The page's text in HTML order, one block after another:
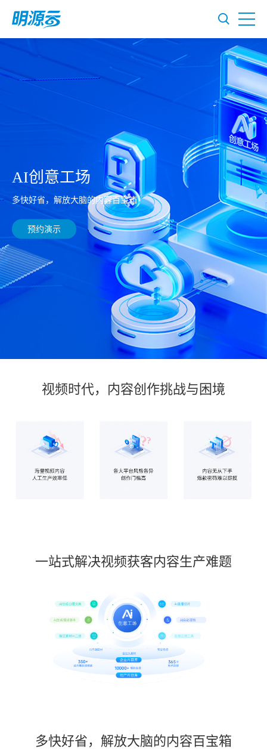
AI创意工场
多快好省，解放大脑的内容百宝箱
预约演示
视频时代，内容创作挑战与困境
一站式解决视频获客内容生产难题
多快好省，解放大脑的内容百宝箱